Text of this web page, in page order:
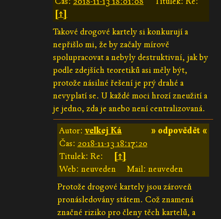
[↑]
Takové drogové kartely si konkurují a
nepřišlo mi, že by začaly mírově
spolupracovat a nebyly destruktivní, jak by
podle zdejších teoretiků asi měly být,
protože násilné řešení je prý drahé a
nevyplatí se. U každé moci hrozí zneužití a
je jedno, zda je anebo není centralizovaná.
» odpovědět «
Autor: velkej Ká
Čas: 2018-11-13 18:17:20
Titulek: Re:
[↑]
Web: neuveden
Mail: neuveden
Protože drogové kartely jsou zároveň
pronásledovány státem. Což znamená
značné riziko pro členy těch kartelů, a